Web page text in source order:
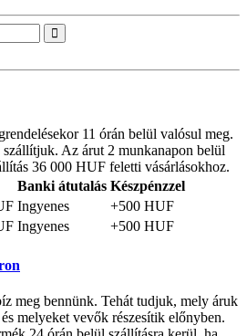
11 órán belül valósul meg.
szállítjuk. Az árut 2 munkanapon belül
36 000 HUF feletti vásárlásokhoz.
Banki átutalás Készpénzzel
Ingyenes
+500 HUF
Ingyenes +500 HUF
meg bennünk. Tehát tudjuk, mely áruk
melyeket vevők részesítik előnyben.